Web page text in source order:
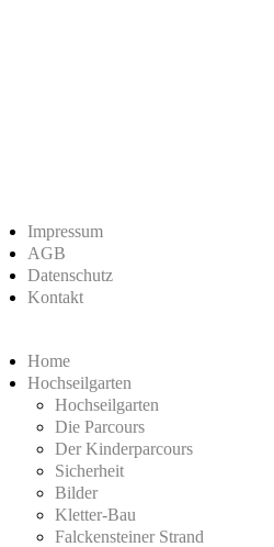
Impressum
AGB
Datenschutz
Kontakt
Home
Hochseilgarten
Hochseilgarten
Die Parcours
Der Kinderparcours
Sicherheit
Bilder
Kletter-Bau
Falckensteiner Strand